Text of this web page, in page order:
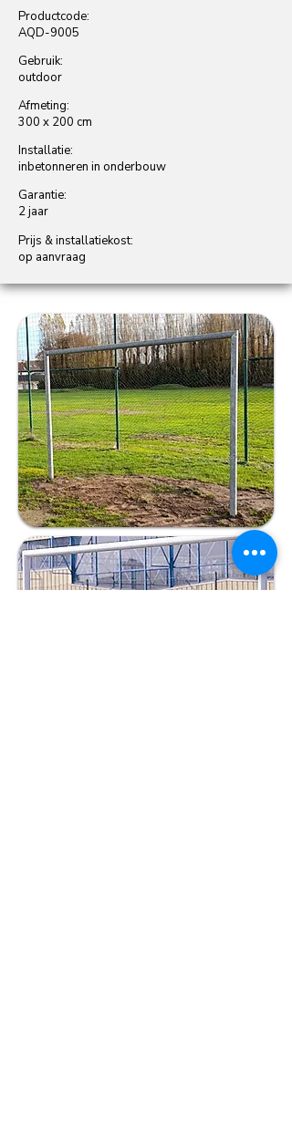
Productcode:
AQD-9005
Gebruik:
outdoor
Afmeting:
300 x 200 cm
Installatie:
inbetonneren in onderbouw
Garantie:
2 jaar
Prijs & installatiekost:
op aanvraag